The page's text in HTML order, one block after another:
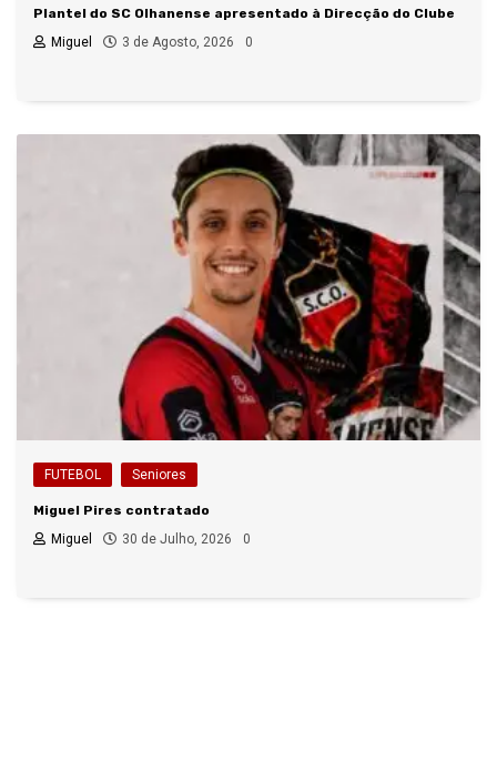
Plantel do SC Olhanense apresentado à Direcção do Clube
Miguel
3 de Agosto, 2026 0
FUTEBOL Seniores
Miguel Pires contratado
Miguel
30 de Julho, 2026 0